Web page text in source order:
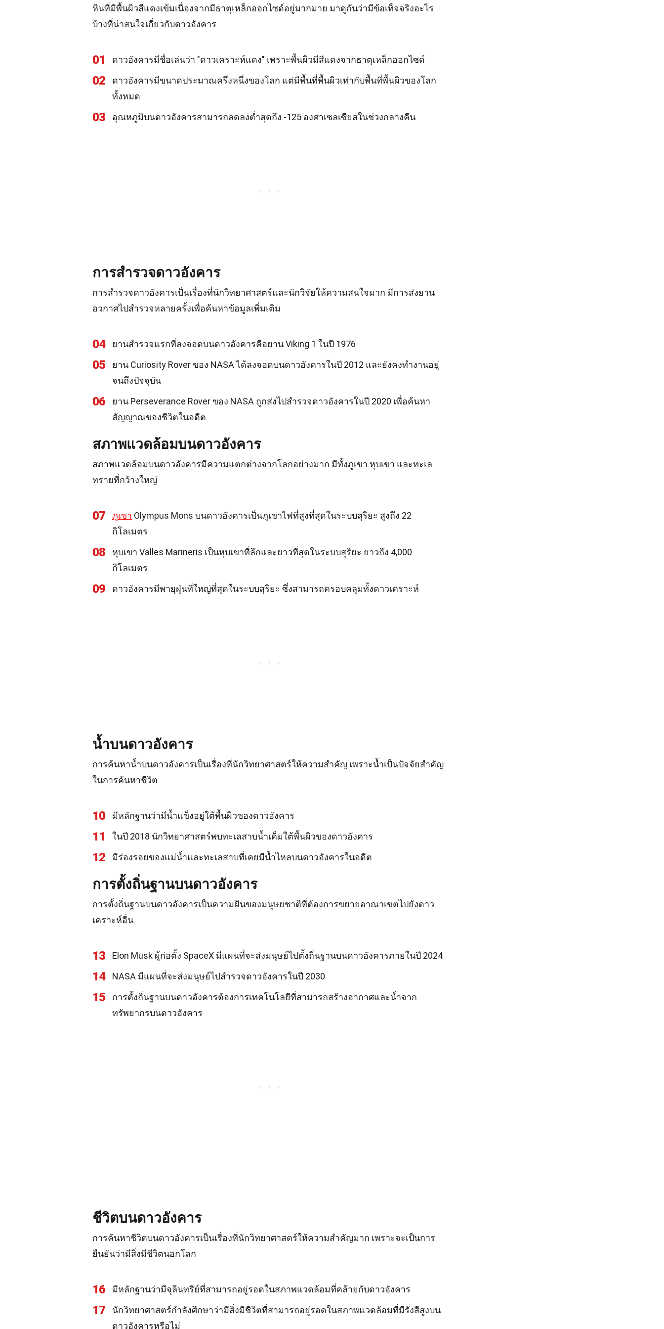
หินที่มีพื้นผิวสีแดงเข้มเนื่องจากมีธาตุเหล็กออกไซด์อยู่มากมาย มาดูกันว่ามีข้อเท็จจริงอะไร
บ้างที่น่าสนใจเกี่ยวกับดาวอังคาร
01 ดาวอังคารมีชื่อเล่นว่า "ดาวเคราะห์แดง" เพราะพื้นผิวมีสีแดงจากธาตุเหล็กออกไซด์
02
ดาวอังคารมีขนาดประมาณครึ่งหนึ่งของโลก แต่มีพื้นที่พื้นผิวเท่ากับพื้นที่พื้นผิวของโลก
ทั้งหมด
03 อุณหภูมิบนดาวอังคารสามารถลดลงต่ำสุดถึง -125 องศาเซลเซียสในช่วงกลางคืน
การสำรวจดาวอังคาร
การสำรวจดาวอังคารเป็นเรื่องที่นักวิทยาศาสตร์และนักวิจัยให้ความสนใจมาก มีการส่งยาน
อวกาศไปสำรวจหลายครั้งเพื่อค้นหาข้อมูลเพิ่มเติม
04 ยานสำรวจแรกที่ลงจอดบนดาวอังคารคือยาน Viking 1 ในปี 1976
05
ยาน Curiosity Rover ของ NASA ได้ลงจอดบนดาวอังคารในปี 2012 และยังคงทำงานอยู่
จนถึงปัจจุบัน
06
ยาน Perseverance Rover ของ NASA ถูกส่งไปสำรวจดาวอังคารในปี 2020 เพื่อค้นหา
สัญญาณของชีวิตในอดีต
สภาพแวดล้อมบนดาวอังคาร
สภาพแวดล้อมบนดาวอังคารมีความแตกต่างจากโลกอย่างมาก มีทั้งภูเขา หุบเขา และทะเล
ทรายที่กว้างใหญ่
07 ภูเขา Olympus Mons บนดาวอังคารเป็นภูเขาไฟที่สูงที่สุดในระบบสุริยะ สูงถึง 22
กิโลเมตร
08
หุบเขา Valles Marineris เป็นหุบเขาที่ลึกและยาวที่สุดในระบบสุริยะ ยาวถึง 4,000
กิโลเมตร
09 ดาวอังคารมีพายุฝุ่นที่ใหญ่ที่สุดในระบบสุริยะ ซึ่งสามารถครอบคลุมทั้งดาวเคราะห์
น้ำบนดาวอังคาร
การค้นหาน้ำบนดาวอังคารเป็นเรื่องที่นักวิทยาศาสตร์ให้ความสำคัญ เพราะน้ำเป็นปัจจัยสำคัญ
ในการค้นหาชีวิต
10 มีหลักฐานว่ามีน้ำแข็งอยู่ใต้พื้นผิวของดาวอังคาร
11 ในปี 2018 นักวิทยาศาสตร์พบทะเลสาบน้ำเค็มใต้พื้นผิวของดาวอังคาร
12 มีร่องรอยของแม่น้ำและทะเลสาบที่เคยมีน้ำไหลบนดาวอังคารในอดีต
การตั้งถิ่นฐานบนดาวอังคาร
การตั้งถิ่นฐานบนดาวอังคารเป็นความฝันของมนุษยชาติที่ต้องการขยายอาณาเขตไปยังดาว
เคราะห์อื่น
13 Elon Musk ผู้ก่อตั้ง SpaceX มีแผนที่จะส่งมนุษย์ไปตั้งถิ่นฐานบนดาวอังคารภายในปี 2024
14 NASA มีแผนที่จะส่งมนุษย์ไปสำรวจดาวอังคารในปี 2030
15
การตั้งถิ่นฐานบนดาวอังคารต้องการเทคโนโลยีที่สามารถสร้างอากาศและน้ำจาก
ทรัพยากรบนดาวอังคาร
ชีวิตบนดาวอังคาร
การค้นหาชีวิตบนดาวอังคารเป็นเรื่องที่นักวิทยาศาสตร์ให้ความสำคัญมาก เพราะจะเป็นการ
ยืนยันว่ามีสิ่งมีชีวิตนอกโลก
16 มีหลักฐานว่ามีจุลินทรีย์ที่สามารถอยู่รอดในสภาพแวดล้อมที่คล้ายกับดาวอังคาร
17
นักวิทยาศาสตร์กำลังศึกษาว่ามีสิ่งมีชีวิตที่สามารถอยู่รอดในสภาพแวดล้อมที่มีรังสีสูงบน
ดาวอังคารหรือไม่